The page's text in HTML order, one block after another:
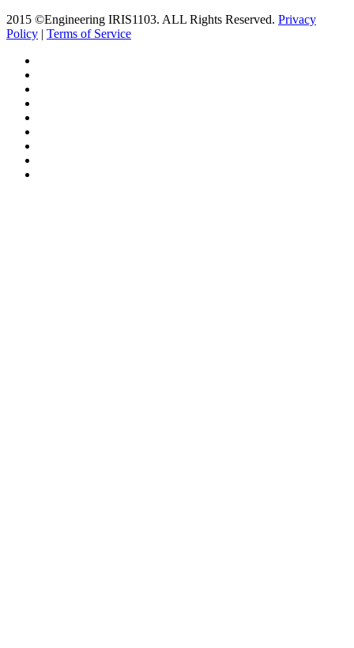
2015 ©Engineering IRIS1103. ALL Rights Reserved. Privacy
Policy | Terms of Service